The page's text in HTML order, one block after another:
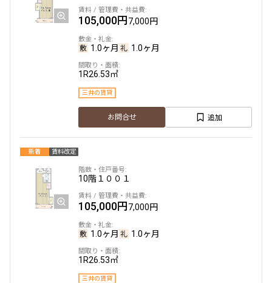
105,000円7,000円
1.0ヶ月 1.0ヶ月
1R26.53㎡
三井の賃貸
お問合せ 追加
新着 賃料改定
10階１００１
105,000円7,000円
1.0ヶ月 1.0ヶ月
1R26.53㎡
三井の賃貸